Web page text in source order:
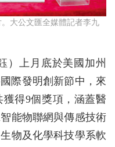
大公文匯全媒體記者李九
）上月底於美國加州
際發明創新節中，來
得9個獎項，涵蓋醫
能物聯網與傳感技術
物及化學科技學系軟